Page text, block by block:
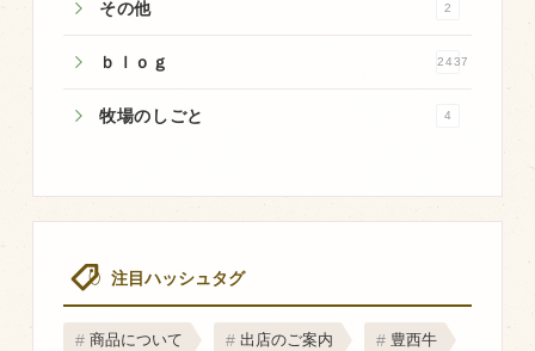
その他 2
ｂｌｏｇ 2437
牧場のしごと 4
注目ハッシュタグ
商品について 出店のご案内 豊西牛
販売店
飲食店
問い合わせ
法人のお客様